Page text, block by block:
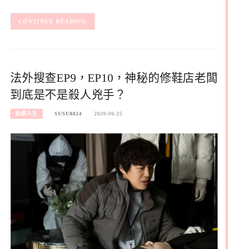
CONTINUE READING
法外搜查EP9，EP10，神秘的修鞋店老闆
到底是不是殺人兇手？
追劇人生 SUSU8824 2020-06-25